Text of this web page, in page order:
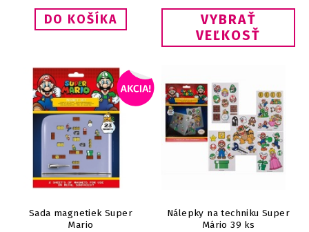
VYBRAŤ
VEĽKOSŤ
Sada magnetiek Super
Mario
Nálepky na techniku Super
Mário 39 ks